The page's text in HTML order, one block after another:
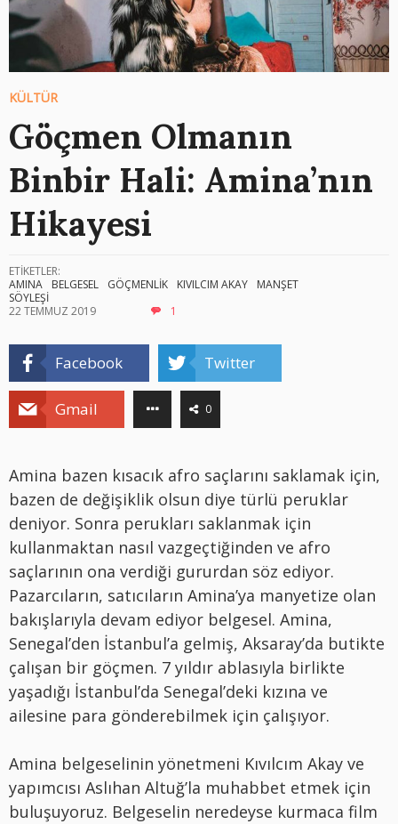
KÜLTÜR
Göçmen Olmanın
Binbir Hali: Amina’nın
Hikayesi
ETİKETLER:
AMINA
BELGESEL GÖÇMENLİK KIVILCIM AKAY
MANŞET
SÖYLEŞİ
22 TEMMUZ 2019
1
Facebook Twitter
Gmail 0
Amina bazen kısacık afro saçlarını saklamak için,
bazen de değişiklik olsun diye türlü peruklar
deniyor. Sonra perukları saklanmak için
kullanmaktan nasıl vazgeçtiğinden ve afro
saçlarının ona verdiği gururdan söz ediyor.
Pazarcıların, satıcıların Amina’ya manyetize olan
bakışlarıyla devam ediyor belgesel. Amina,
Senegal’den İstanbul’a gelmiş, Aksaray’da butikte
çalışan bir göçmen. 7 yıldır ablasıyla birlikte
yaşadığı İstanbul’da Senegal’deki kızına ve
ailesine para gönderebilmek için çalışıyor.
Amina belgeselinin yönetmeni Kıvılcım Akay ve
yapımcısı Aslıhan Altuğ’la muhabbet etmek için
buluşuyoruz. Belgeselin neredeyse kurmaca film